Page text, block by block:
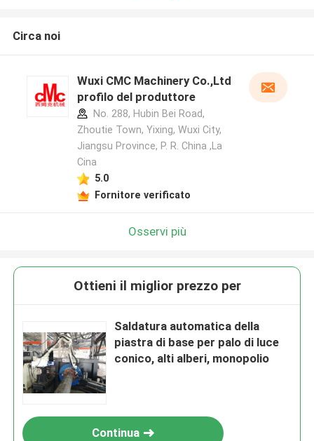
Circa noi
Wuxi CMC Machinery Co.,Ltd
profilo del produttore
No. 288, Hubin Bei Road,
Zhoutie Town, Yixing, Wuxi City,
Jiangsu Province, P. R. China ,La
Cina
5.0
Fornitore verificato
Osservi più
Ottieni il miglior prezzo per
Saldatura automatica della
piastra di base per palo di luce
conico, alti alberi, monopolio
Continua